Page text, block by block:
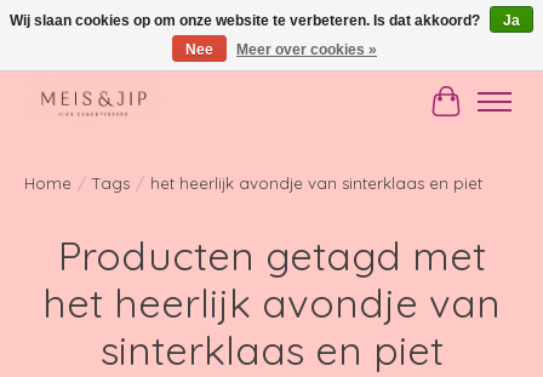
Gratis verzending in NL vanaf €150
Home / Tags / het heerlijk avondje van sinterklaas en piet
Producten getagd met
het heerlijk avondje van
sinterklaas en piet
Wij slaan cookies op om onze website te verbeteren. Is dat akkoord?
Ja
Nee
Meer over cookies »